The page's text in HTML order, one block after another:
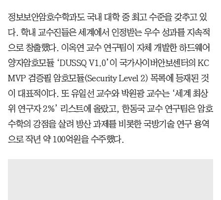
정보보안암호수학과도 국내 대학 중 최고 수준을 갖추고 있
다. 학내 교수진들은 세계에서 인정받는 우수 성과를 지속적
으로 창출했다. 이옥연 교수 연구팀이 자체 개발한 하드웨어
양자암호모듈 ‘DUSSQ V1.0’이 국가사이버안보센터의 KC
MVP 검증필 암호모듈(Security Level 2) 목록에 등재된 것
이 대표적이다. 또 유일선 교수와 박원광 교수는 ‘세계 최상
위 연구자 2%’ 리스트에 올랐고, 한동국 교수 연구팀은 암호
수학의 강점을 살려 방산 과제를 비롯한 국방기술 연구 용역
으로 작년 약 100억원을 수주했다.